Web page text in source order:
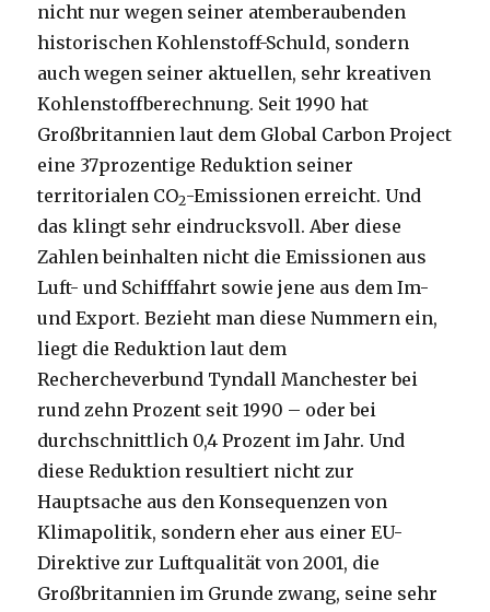
nicht nur wegen seiner atemberaubenden
historischen Kohlenstoff-Schuld, sondern
auch wegen seiner aktuellen, sehr kreativen
Kohlenstoffberechnung. Seit 1990 hat
Großbritannien laut dem Global Carbon Project
eine 37prozentige Reduktion seiner
territorialen CO2-Emissionen erreicht. Und
das klingt sehr eindrucksvoll. Aber diese
Zahlen beinhalten nicht die Emissionen aus
Luft- und Schifffahrt sowie jene aus dem Im-
und Export. Bezieht man diese Nummern ein,
liegt die Reduktion laut dem
Rechercheverbund Tyndall Manchester bei
rund zehn Prozent seit 1990 – oder bei
durchschnittlich 0,4 Prozent im Jahr. Und
diese Reduktion resultiert nicht zur
Hauptsache aus den Konsequenzen von
Klimapolitik, sondern eher aus einer EU-
Direktive zur Luftqualität von 2001, die
Großbritannien im Grunde zwang, seine sehr